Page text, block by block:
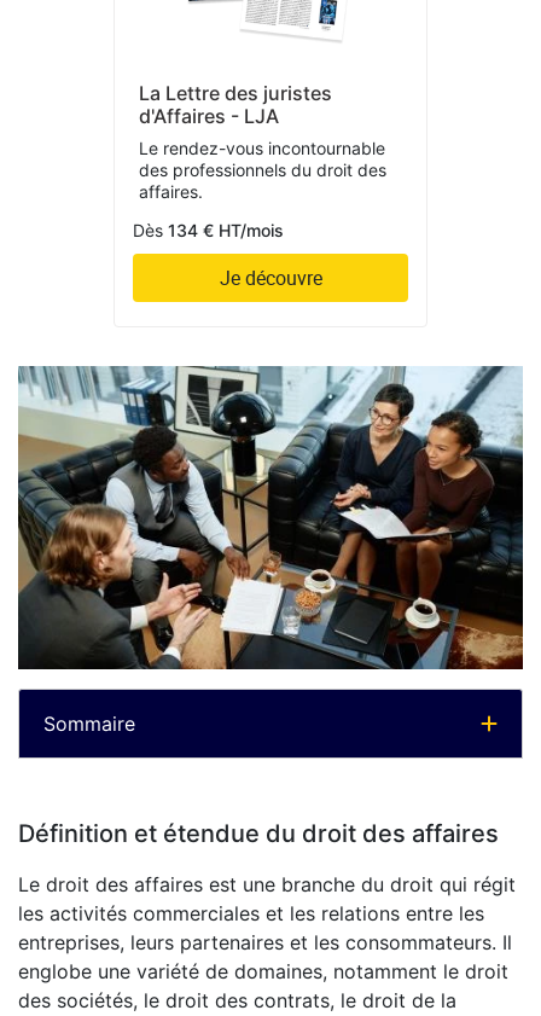
La Lettre des juristes
d'Affaires - LJA
Le rendez-vous incontournable
des professionnels du droit des
affaires.
Dès 134 € HT/mois
Je découvre
Sommaire
Définition et étendue du droit des affaires
Le droit des affaires est une branche du droit qui régit
les activités commerciales et les relations entre les
entreprises, leurs partenaires et les consommateurs. Il
englobe une variété de domaines, notamment le droit
des sociétés, le droit des contrats, le droit de la